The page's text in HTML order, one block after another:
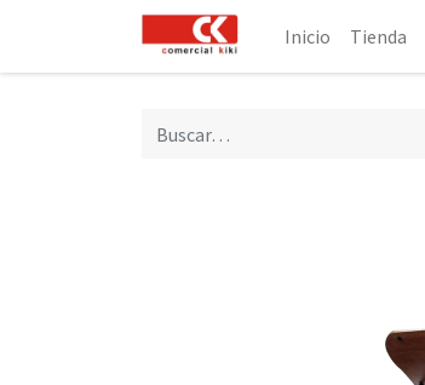
Inicio Tienda